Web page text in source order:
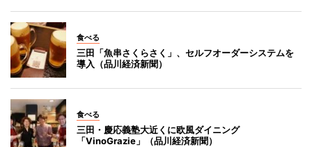
食べる
三田「魚串さくらさく」、セルフオーダーシステムを
導入（品川経済新聞）
食べる
三田・慶応義塾大近くに欧風ダイニング
「VinoGrazie」（品川経済新聞）